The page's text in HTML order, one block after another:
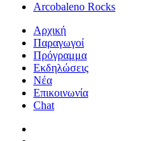
Arcobaleno Rocks
Αρχική
Παραγωγοί
Πρόγραμμα
Εκδηλώσεις
Νέα
Επικοινωνία
Chat